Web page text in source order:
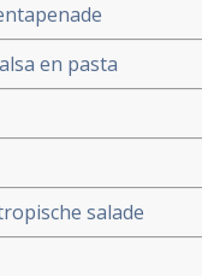
en pasta
salade